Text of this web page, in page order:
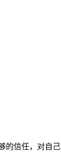
信任，对自己